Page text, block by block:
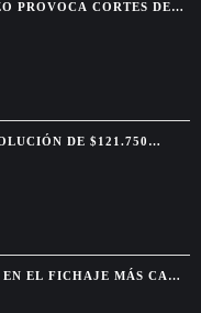
PROVOCA CORTES DE
DE $121.750
ANULADOS
EL FICHAJE MÁS CARO